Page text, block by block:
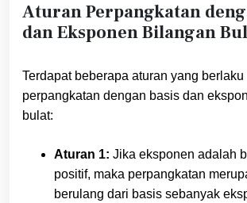
Aturan Perpangkatan
dan Eksponen Bilangan
Terdapat beberapa aturan yang
perpangkatan dengan basis dan
bulat:
Aturan 1: Jika eksponen adalah
positif, maka perpangkatan
berulang dari basis sebanyak